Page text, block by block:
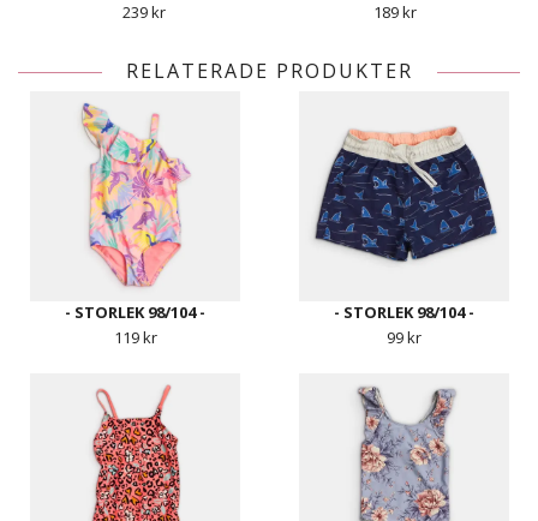
239 kr 189 kr
RELATERADE PRODUKTER
- STORLEK 98/104 -
119 kr
- STORLEK 98/104 -
99 kr